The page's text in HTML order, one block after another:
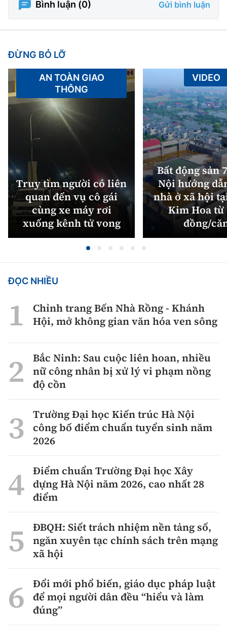
Bình luận (0) Gửi bình luận
ĐỪNG BỎ LỠ
Truy tìm người có liên
quan đến vụ cô gái
cùng xe máy rơi
xuống kênh tử vong
AN TOÀN GIAO
THÔNG
Bất động sản
Nội hướng
nhà ở xã hội
Kim Hoa từ
đồng/
VIDEO
ĐỌC NHIỀU
Chỉnh trang Bến Nhà Rồng - Khánh
Hội, mở không gian văn hóa ven sông
Bắc Ninh: Sau cuộc liên hoan, nhiều
nữ công nhân bị xử lý vi phạm nồng
độ cồn
Trường Đại học Kiến trúc Hà Nội
công bố điểm chuẩn tuyển sinh năm
2026
Điểm chuẩn Trường Đại học Xây
dựng Hà Nội năm 2026, cao nhất 28
điểm
ĐBQH: Siết trách nhiệm nền tảng số,
ngăn xuyên tạc chính sách trên mạng
xã hội
Đổi mới phổ biến, giáo dục pháp luật
để mọi người dân đều “hiểu và làm
đúng”